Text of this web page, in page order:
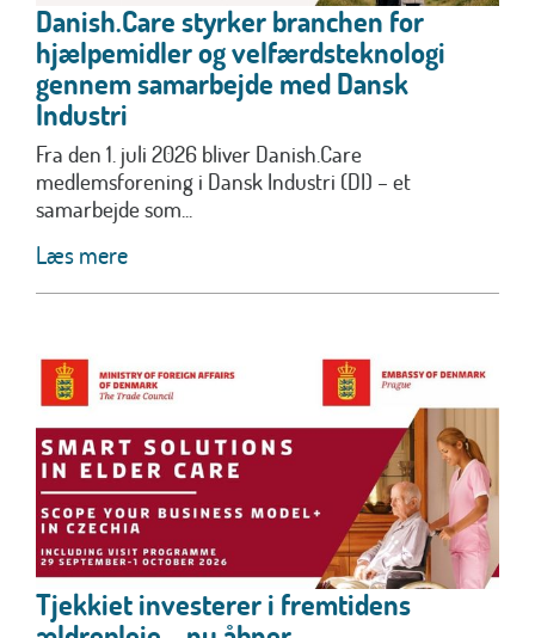
Danish.Care styrker branchen for
hjælpemidler og velfærdsteknologi
gennem samarbejde med Dansk
Industri
Fra den 1. juli 2026 bliver Danish.Care
medlemsforening i Dansk Industri (DI) – et
samarbejde som...
Læs mere
Tjekkiet investerer i fremtidens